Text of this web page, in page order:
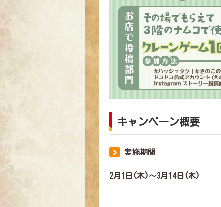
キャンペーン概要
実施期間
2月1日(木)～3月14日(木)